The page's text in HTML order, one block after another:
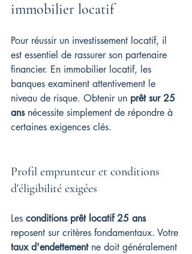
immobilier locatif
Pour réussir un investissement locatif, il
est essentiel de rassurer son partenaire
financier. En immobilier locatif, les
banques examinent attentivement le
niveau de risque. Obtenir un prêt sur 25
ans nécessite simplement de répondre à
certaines exigences clés.
Profil emprunteur et conditions
d'éligibilité exigées
Les conditions prêt locatif 25 ans
reposent sur critères fondamentaux. Votre
taux d'endettement ne doit généralement